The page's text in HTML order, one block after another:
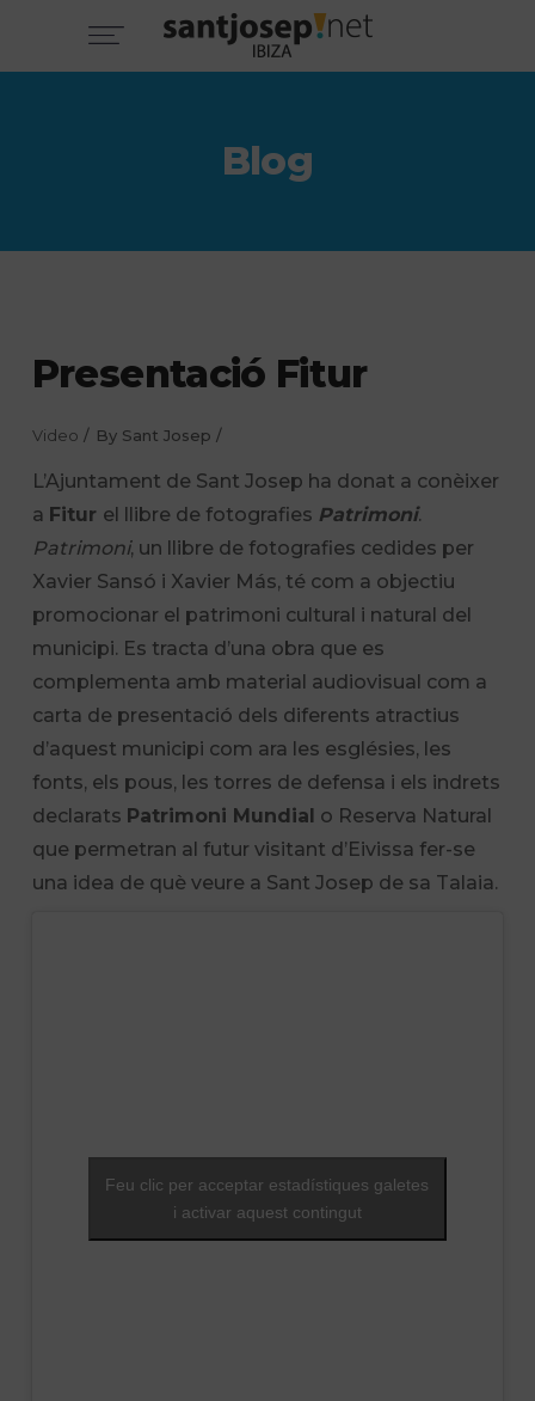
Blog
Presentació Fitur
Video By Sant Josep
L’Ajuntament de Sant Josep ha donat a conèixer
a Fitur el llibre de fotografies Patrimoni.
Patrimoni, un llibre de fotografies cedides per
Xavier Sansó i Xavier Más, té com a objectiu
promocionar el patrimoni cultural i natural del
municipi. Es tracta d’una obra que es
complementa amb material audiovisual com a
carta de presentació dels diferents atractius
d’aquest municipi com ara les esglésies, les
fonts, els pous, les torres de defensa i els indrets
declarats Patrimoni Mundial o Reserva Natural
que permetran al futur visitant d’Eivissa fer-se
una idea de què veure a Sant Josep de sa Talaia.
Feu clic per acceptar estadístiques galetes
i activar aquest contingut